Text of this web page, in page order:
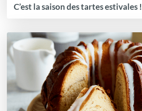
C’est la saison des tartes estivales !